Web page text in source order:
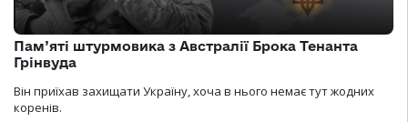
Пам’яті штурмовика з Австралії Брока Тенанта
Грінвуда
Він приїхав захищати Україну, хоча в нього немає тут жодних
коренів.